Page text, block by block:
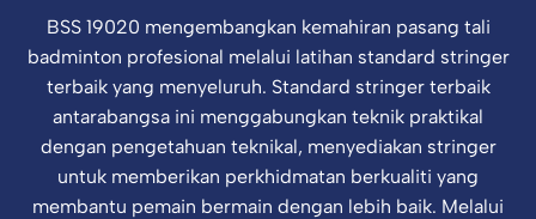
BSS 19020 mengembangkan kemahiran pasang tali
badminton profesional melalui latihan standard stringer
terbaik yang menyeluruh. Standard stringer terbaik
antarabangsa ini menggabungkan teknik praktikal
dengan pengetahuan teknikal, menyediakan stringer
untuk memberikan perkhidmatan berkualiti yang
membantu pemain bermain dengan lebih baik. Melalui